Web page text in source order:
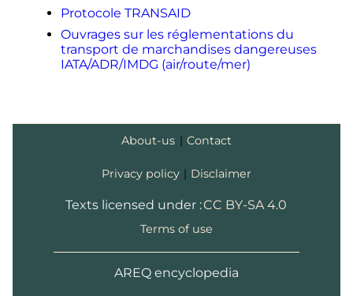
Protocole TRANSAID
Ouvrages sur les réglementations du
transport de marchandises dangereuses
IATA/ADR/IMDG (air/route/mer)
About-us Contact
Privacy policy | Disclaimer
Texts licensed under :CC BY-SA 4.0
Terms of use
AREQ encyclopedia